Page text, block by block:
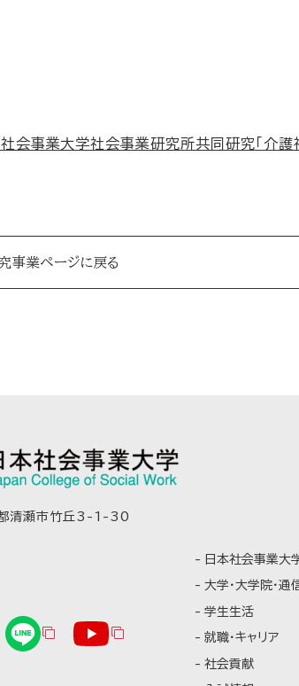
会事業大学社会事業研究所共同研究「介護
事業ページに戻る
瀬市竹丘3-1-30
日本社会事業大
大学・大学院・通
学生生活
就職・キャリア
社会貢献